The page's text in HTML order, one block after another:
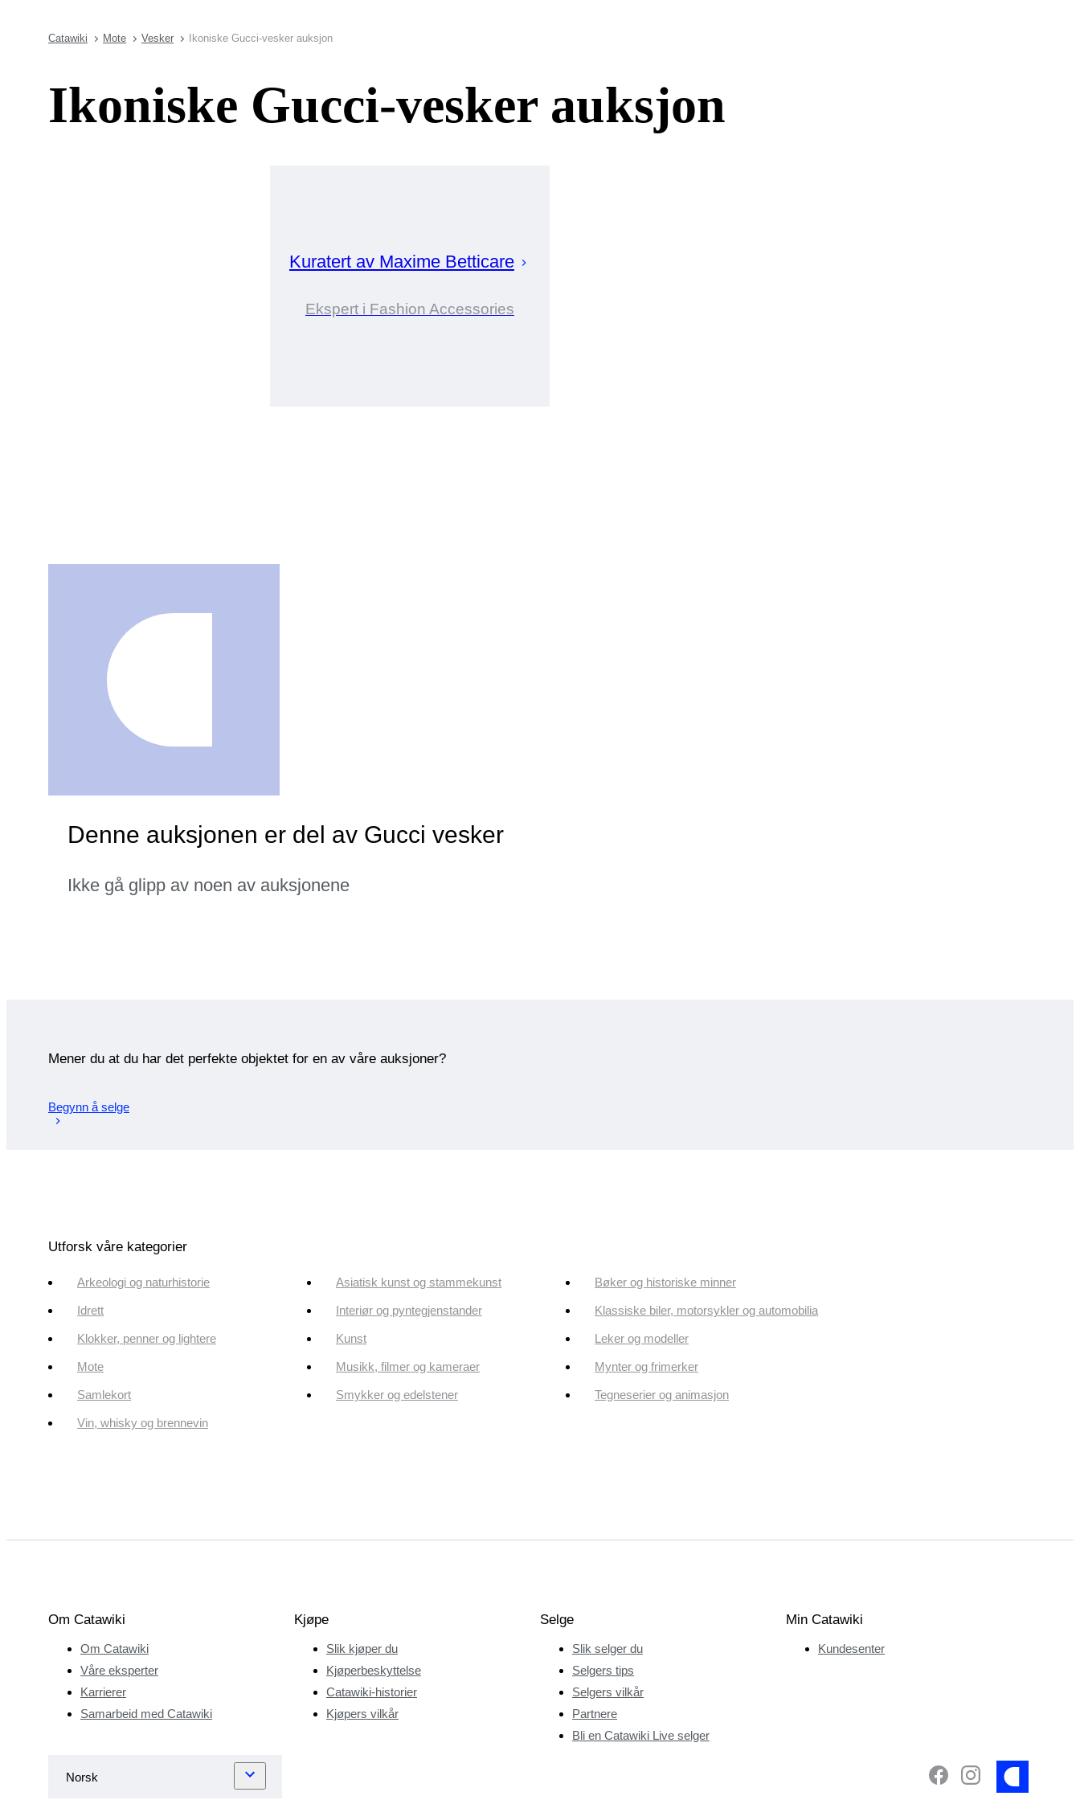
Catawiki Mote Vesker Ikoniske Gucci-vesker auksjon
Ikoniske Gucci-vesker auksjon
Kuratert av Maxime Betticare
Ekspert i Fashion Accessories
Denne auksjonen er del av Gucci vesker
Ikke gå glipp av noen av auksjonene
Mener du at du har det perfekte objektet for en av våre auksjoner?
Begynn å selge
Utforsk våre kategorier
Arkeologi og naturhistorie Asiatisk kunst og stammekunst Bøker og historiske minner
Idrett Interiør og pyntegjenstander Klassiske biler, motorsykler og automobilia
Klokker, penner og lightere Kunst Leker og modeller
Mote Musikk, filmer og kameraer Mynter og frimerker
Samlekort Smykker og edelstener Tegneserier og animasjon
Vin, whisky og brennevin
Om Catawiki
Om Catawiki
Våre eksperter
Karrierer
Samarbeid med Catawiki
Kjøpe
Slik kjøper du
Kjøperbeskyttelse
Catawiki-historier
Kjøpers vilkår
Selge
Slik selger du
Selgers tips
Selgers vilkår
Partnere
Bli en Catawiki Live selger
Min Catawiki
Kundesenter